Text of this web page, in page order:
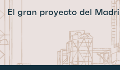
El gran proyecto del